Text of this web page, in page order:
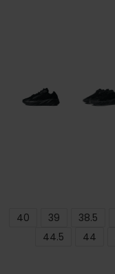
38.5
39
40
44
44.5